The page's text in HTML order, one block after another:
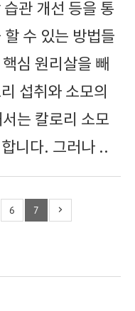
관 개선 등을 통
수 있는 방법들
심 원리살을 빼
섭취와 소모의
는 칼로리 소모
니다. 그러나 ..
6 7